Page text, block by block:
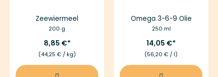
Zeewiermeel
200 g
8,85 €
(44,25 € / kg)
Omega 3-6-9 Olie
250 ml
14,05 €
(56,20 € / l)